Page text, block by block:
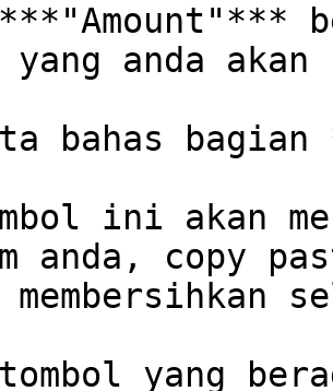
***"Amount"***
yang anda
bahas
ini akan
anda, copy
membersihkan
yang